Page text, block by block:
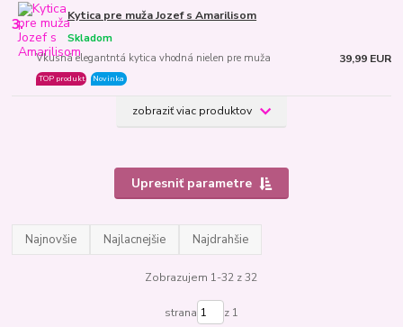
3. Kytica pre muža Jozef s Amarilisom
Vkusná elegantntá kytica vhodná nielen pre muža
Skladom
TOP produkt Novinka
39,99 EUR
zobraziť viac produktov
Upresniť parametre
Najnovšie Najlacnejšie Najdrahšie
Zobrazujem 1-32 z 32
strana z 1